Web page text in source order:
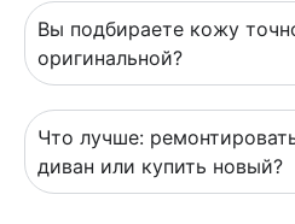
Вы подбираете кожу
оригинальной?
Что лучше:
диван или купить новый?